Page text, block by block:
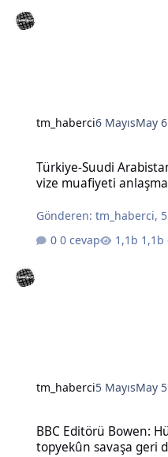
tm_haberci6 MayısMay 6
Türkiye-Suudi
vize muafiyeti
Gönderen:tm_haberci,
0 cevap
tm_haberci5 MayısMay 5
BBC Editörü Bowen:
topyekûn savaşa geri